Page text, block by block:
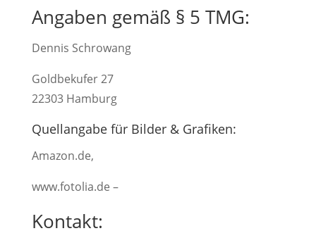
Angaben gemäß § 5 TMG:
Dennis Schrowang
Goldbekufer 27
22303 Hamburg
Quellangabe für Bilder & Grafiken:
Amazon.de,
www.fotolia.de –
Kontakt: